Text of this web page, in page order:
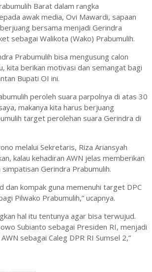
Barat dalam rangka
awak media, Ovi Mawardi, sapaan
bersama menjadi Gerindra
sebagai Walikota (Wako) Prabumulih.
Prabumulih bisa mengusung calon
kita berikan motivasi dan semangat bagi
Bupati OI ini.
peroleh suara parpolnya di atas 30
makanya kita harus berjuang
target perolehan suara Gerindra di
melalui Sekretaris, Riza Ariansyah
kalau kehadiran AWN jelas memberikan
Gerindra Prabumulih.
dan kompak guna memenuhi target DPC
Pilwako Prabumulih,” ucapnya.
hal itu tentunya agar bisa terwujud.
Subianto sebagai Presiden RI, menjadi
sebagai Caleg DPR RI Sumsel 2,”